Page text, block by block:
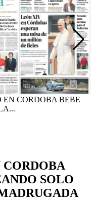
EN CORDOBA BEBE
SOLO